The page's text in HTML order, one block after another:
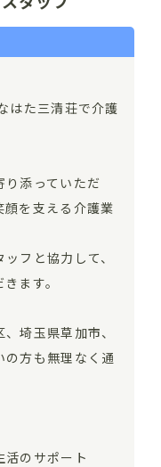
はた三清荘で介護
り添っていただ
顔を支える介護業
フと協力して、
ます。
埼玉県草加市、
の方も無理なく通
活のサポート